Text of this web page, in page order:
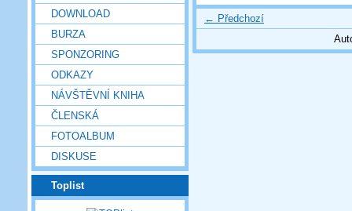
DOWNLOAD
BURZA
SPONZORING
ODKAZY
NÁVŠTĚVNÍ KNIHA
ČLENSKÁ
FOTOALBUM
DISKUSE
Toplist
← Předchozí